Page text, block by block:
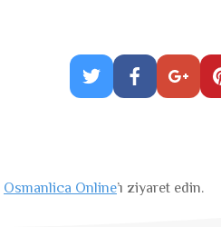
Osmanlica Online’ı ziyaret edin.